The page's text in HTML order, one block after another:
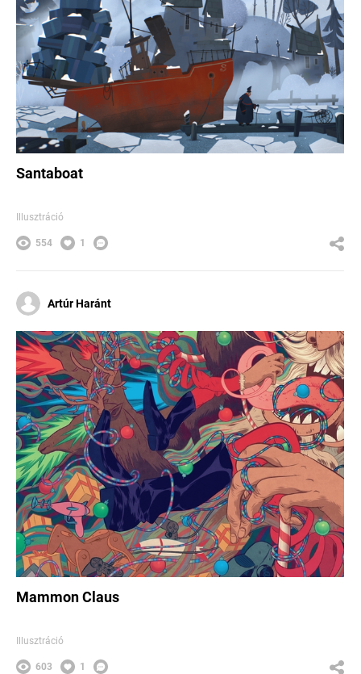
Santaboat
Illusztráció
554 1
Artúr Haránt
Mammon Claus
Illusztráció
603 1